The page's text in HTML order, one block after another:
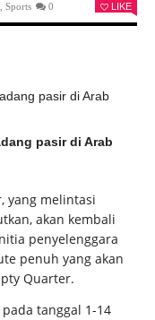
,Sports 0 LIKE
pasir di Arab
yang melintasi
akan kembali
penyelenggara
penuh yang akan
Quarter.
tanggal 1-14